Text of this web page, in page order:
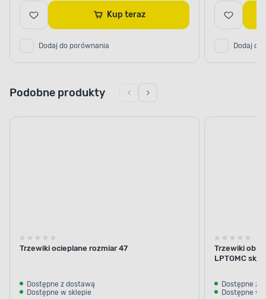
Kup teraz
Dodaj do porównania Dodaj do
Podobne produkty
Trzewiki ocieplane rozmiar 47
Dostępne z dostawą
Dostępne w sklepie
Trzewiki
LPTOMC
Dostępne z
Dostępne w